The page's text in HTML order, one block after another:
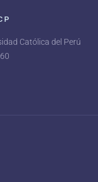
Católica del Perú